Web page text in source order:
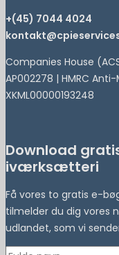
+(45) 7044 4024
Companies House
AP002278 | HMRC
XKML00000193248
Download
iværksætteri
Få vores to gratis e-
tilmelder du dig vores
udlandet, som vi